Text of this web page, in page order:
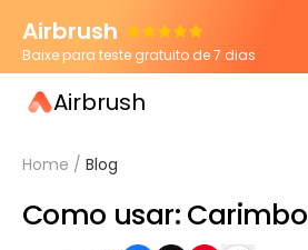
Airbrush
Baixe para teste gratuito de 7 dias
Airbrush
Home / Blog
Como usar: Carimbo